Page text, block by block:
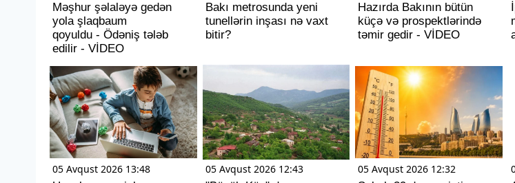
Məşhur şəlaləyə gedən
yola şlaqbaum
qoyuldu - Ödəniş tələb
edilir - VİDEO
Bakı metrosunda yeni
tunellərin inşası nə vaxt
bitir?
Hazırda Bakının bütün
küçə və prospektlərində
təmir gedir - VİDEO
05 Avqust 2026 13:48
05 Avqust 2026 12:43
05 Avqust 2026 12:32